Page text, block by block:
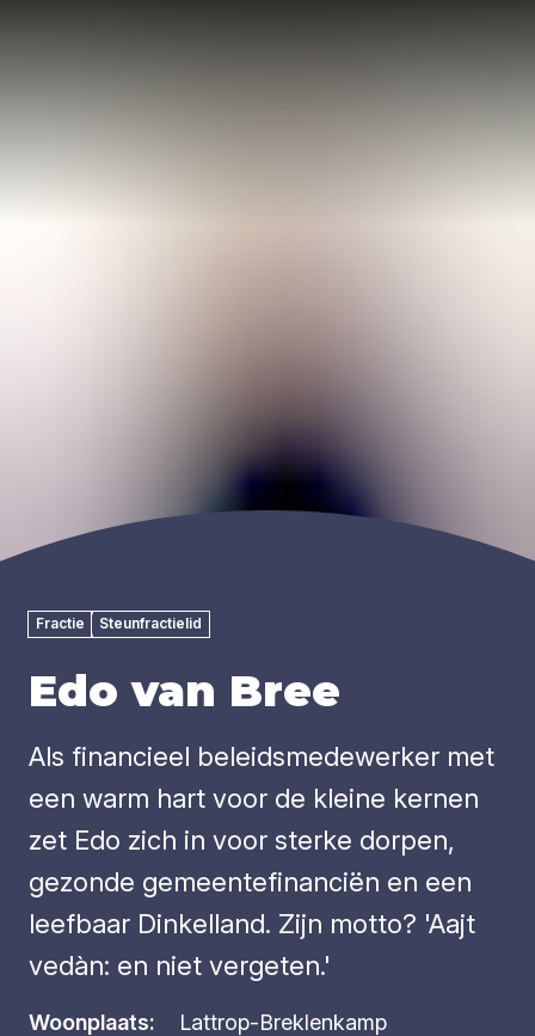
Fractie Steunfractielid
Edo van Bree
Als financieel beleidsmedewerker met
een warm hart voor de kleine kernen
zet Edo zich in voor sterke dorpen,
gezonde gemeentefinanciën en een
leefbaar Dinkelland. Zijn motto? 'Aajt
vedàn: en niet vergeten.'
Woonplaats: Lattrop-Breklenkamp